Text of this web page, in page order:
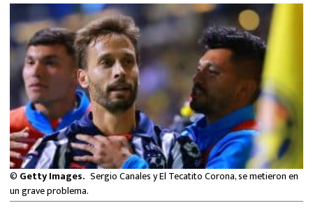
FÓRMULA 1
BOXEO
LIGA MX
NFL
© Getty Images. Sergio Canales y El Tecatito Corona, se metieron en
un grave problema.